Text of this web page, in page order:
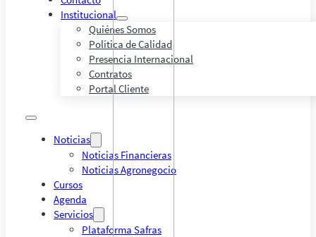
Institucional
Quiénes Somos
Política de Calidad
Presencia Internacional
Contratos
Portal Cliente
Noticias
Noticias Financieras
Noticias Agronegocio
Cursos
Agenda
Servicios
Plataforma Safras